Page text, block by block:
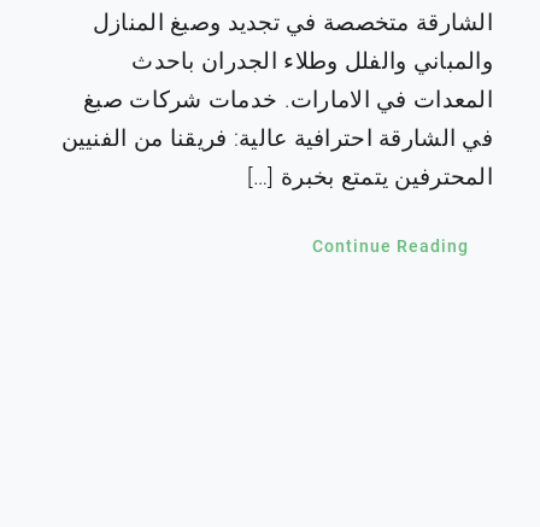
الشارقة متخصصة في تجديد وصبغ المنازل
والمباني والفلل وطلاء الجدران باحدث
المعدات في الامارات. خدمات شركات صبغ
في الشارقة احترافية عالية: فريقنا من الفنيين
المحترفين يتمتع بخبرة […]
Continue Reading